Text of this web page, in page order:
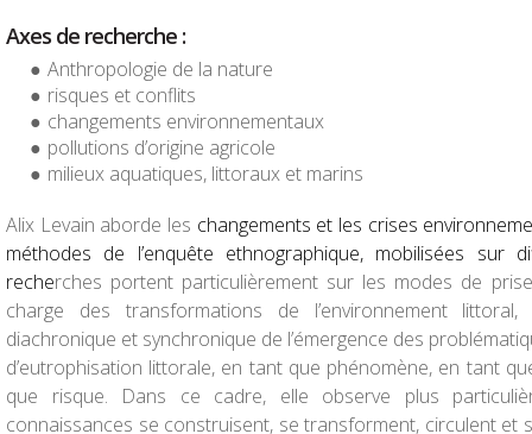
Axes de recherche :
Anthropologie de la nature
risques et conflits
changements environnementaux
pollutions d’origine agricole
milieux aquatiques, littoraux et marins
Alix Levain aborde les changements et les crises
méthodes de l’enquête ethnographique, mobilisées sur
recherches portent particulièrement sur les modes de
charge des transformations de l’environnement
diachronique et synchronique de l’émergence des
d’eutrophisation littorale, en tant que phénomène, en tant
que risque. Dans ce cadre, elle observe plus
connaissances se construisent, se transforment, circulent et